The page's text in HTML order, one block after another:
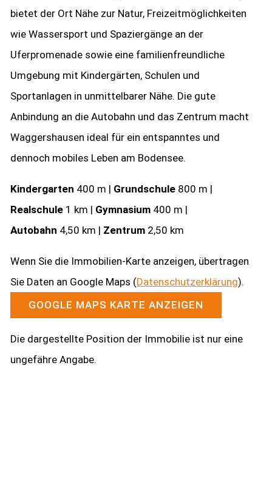
bietet der Ort Nähe zur Natur, Freizeitmöglichkeiten
wie Wassersport und Spaziergänge an der
Uferpromenade sowie eine familienfreundliche
Umgebung mit Kindergärten, Schulen und
Sportanlagen in unmittelbarer Nähe. Die gute
Anbindung an die Autobahn und das Zentrum macht
Waggershausen ideal für ein entspanntes und
dennoch mobiles Leben am Bodensee.
Kindergarten 400 m | Grundschule 800 m |
Realschule 1 km | Gymnasium 400 m |
Autobahn 4,50 km | Zentrum 2,50 km
Wenn Sie die Immobilien-Karte anzeigen, übertragen
Sie Daten an Google Maps (Datenschutzerklärung).
GOOGLE MAPS KARTE ANZEIGEN
Die dargestellte Position der Immobilie ist nur eine
ungefähre Angabe.